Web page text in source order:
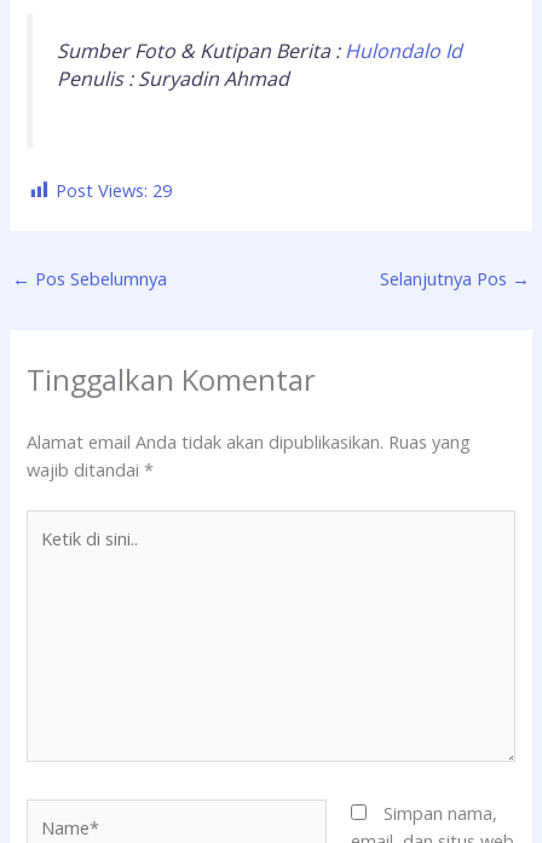
Sumber Foto & Kutipan Berita :Hulondalo Id
Penulis : Suryadin Ahmad
Post Views: 29
← Pos Sebelumnya Selanjutnya Pos →
Tinggalkan Komentar
Alamat email Anda tidak akan dipublikasikan. Ruas yang
wajib ditandai*
Simpan nama,